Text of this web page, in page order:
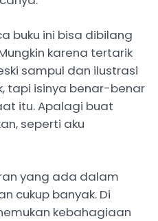
buku ini bisa dibilang
karena tertarik
sampul dan ilustrasi
tapi isinya benar-benar
itu. Apalagi buat
seperti aku
yang ada dalam
cukup banyak. Di
kebahagiaan